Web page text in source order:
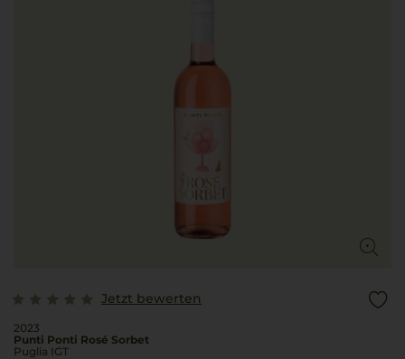
Jetzt bewerten
2023
Punti Ponti Rosé Sorbet
Puglia IGT